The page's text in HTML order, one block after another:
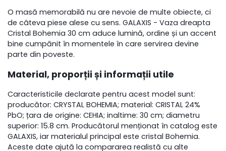
O masă memorabilă nu are nevoie de multe obiecte, ci
de câteva piese alese cu sens. GALAXIS - Vaza dreapta
Cristal Bohemia 30 cm aduce lumină, ordine și un accent
bine cumpănit în momentele în care servirea devine
parte din poveste.
Material, proporții și informații utile
Caracteristicile declarate pentru acest model sunt:
producător: CRYSTAL BOHEMIA; material: CRISTAL 24%
PbO; țara de origine: CEHIA; inaltime: 30 cm; diametru
superior: 15.8 cm. Producătorul menționat în catalog este
GALAXIS, iar materialul principal este cristal Bohemia.
Aceste date ajută la compararea realistă cu alte